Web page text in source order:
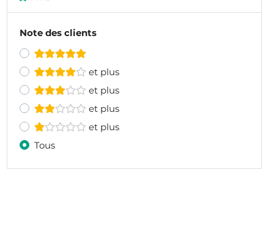
Note des clients
et plus
et plus
et plus
et plus
Tous